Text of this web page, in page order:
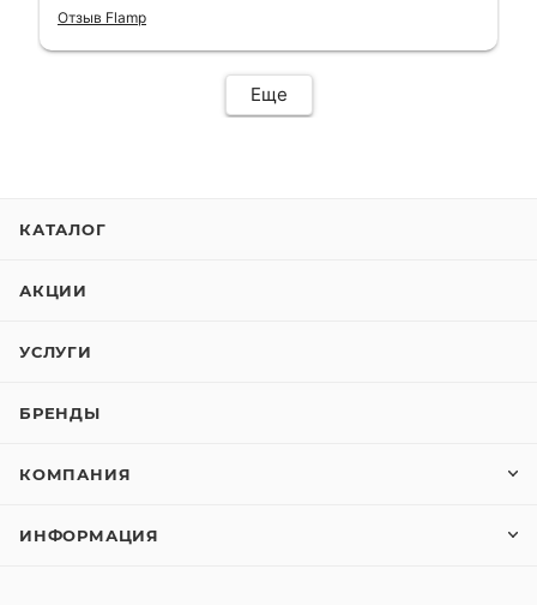
гарантии, поэтому и обратился в этот
Отзыв Flamp
Еще
КАТАЛОГ
АКЦИИ
УСЛУГИ
БРЕНДЫ
КОМПАНИЯ
ИНФОРМАЦИЯ